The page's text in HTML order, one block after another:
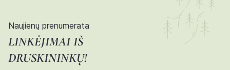
Naujienų prenumerata
LINKĖJIMAI IŠ
DRUSKININKŲ!